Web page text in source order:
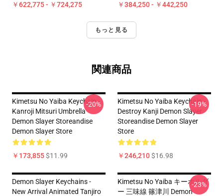
￥622,775 - ￥724,275 ￥384,250 - ￥442,250
もっと見る
関連商品
Kimetsu No Yaiba Keychain -
Kanroji Mitsuri Umbrella
Demon Slayer Storeandise
Demon Slayer Store
￥173,855$11.99
-20%
Kimetsu No Yaiba Keychain -
Destroy Kanji Demon Slayer
Storeandise Demon Slayer
Store
￥246,210$16.98
-19%
Demon Slayer Keychains -
New Arrival Animated Tanjiro
Kimetsu No Yaiba キーホルダ
ー 三味線 篠津川 Demon
-23%